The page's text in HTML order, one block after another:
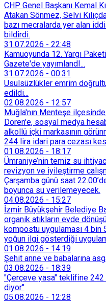
CHP Genel Başkanı Kemal
Atakan Sönmez, Selvi
bazı mecralarda yer alan
bildirdi.
31.07.2026 - 22:48
Kamuoyunda 12. Yargı
Gazete'de yayımlandI...
31.07.2026 - 00:31
Usulsüzlükler emrim
edildi...
02.08.2026 - 12:57
Muğla'nın Menteşe
Dören'e, sosyal medya
alkollü içki markasının
244 lira idari para cezası
taşımadığını savunan
başvurdu.
01.08.2026 - 18:17
Ümraniye’nin temiz su
revizyon ve iyileştirme
Çarşamba günü saat
boyunca su verilemeyecek.
04.08.2026 - 15:27
İzmir Büyükşehir Belediye
organik atıkların evde
kompostu uygulaması 4 bin
yoğun ilgi gösterdiği
Tarımsal Hizmetler Dairesi
128 bokaşi kompost eğitimi
sürdürülebilir atık yönetimi
01.08.2026 - 14:19
Şehit anne ve babalarına
03.08.2026 - 18:39
"Çerçeve yasa" teklifine
diyor"
05.08.2026 - 12:28